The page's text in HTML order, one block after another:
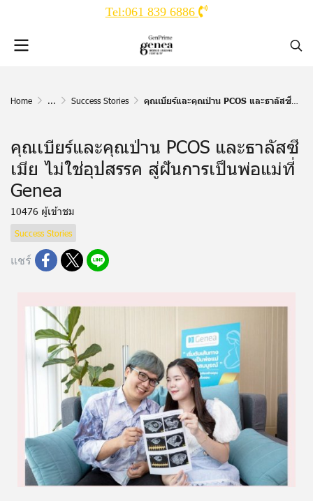
Tel:061 839 6886
Home ... Success Stories คุณเบียร์และคุณป่าน PCOS และธาลัสซีเมีย ไม่ใช่อุปสรรค สู่ฝันการเป็นพ่อแม่ที่ Genea
คุณเบียร์และคุณป่าน PCOS และธาลัสซี
เมีย ไม่ใช่อุปสรรค สู่ฝันการเป็นพ่อแม่ที่
Genea
10476 ผู้เข้าชม
Success Stories
แชร์